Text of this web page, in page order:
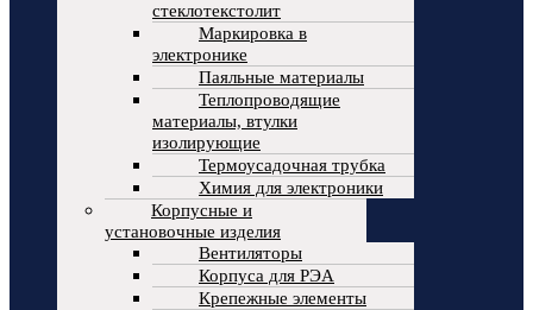
стеклотекстолит
Маркировка в
электронике
Паяльные материалы
Теплопроводящие
материалы, втулки
изолирующие
Термоусадочная трубка
Химия для электроники
Корпусные и
установочные изделия
Вентиляторы
Корпуса для РЭА
Крепежные элементы